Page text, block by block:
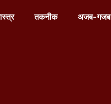
तकनीक अजब-गजब